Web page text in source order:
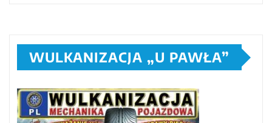
WULKANIZACJA „U PAWŁA”